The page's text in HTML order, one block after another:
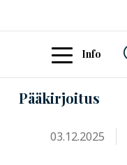
Info
Pääkirjoitus
03.12.2025